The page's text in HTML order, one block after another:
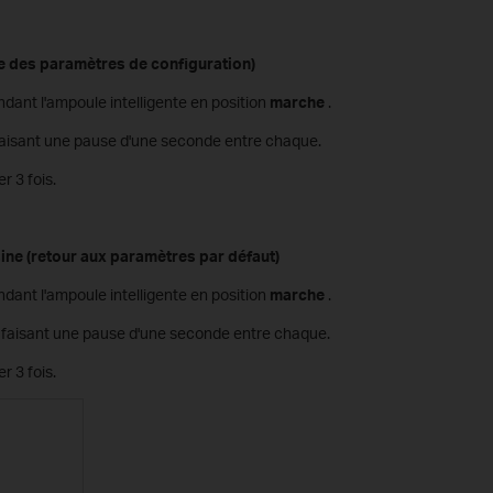
des paramètres de configuration)
l'ampoule intelligente en position marche.
une pause d'une seconde entre chaque.
3 fois.
(retour aux paramètres par défaut)
l'ampoule intelligente en position marche.
une pause d'une seconde entre chaque.
3 fois.